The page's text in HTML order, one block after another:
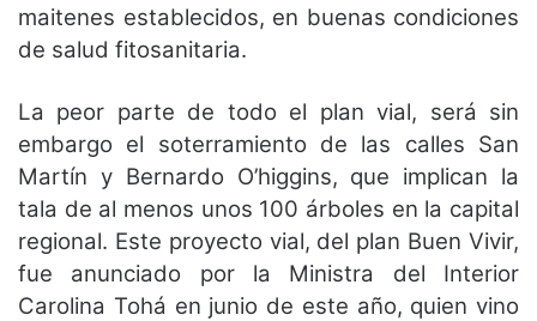
maitenes establecidos, en buenas condiciones
de salud fitosanitaria.
La peor parte de todo el plan vial, será sin
embargo el soterramiento de las calles San
Martín y Bernardo O’higgins, que implican la
tala de al menos unos 100 árboles en la capital
regional. Este proyecto vial, del plan Buen Vivir,
fue anunciado por la Ministra del Interior
Carolina Tohá en junio de este año, quien vino